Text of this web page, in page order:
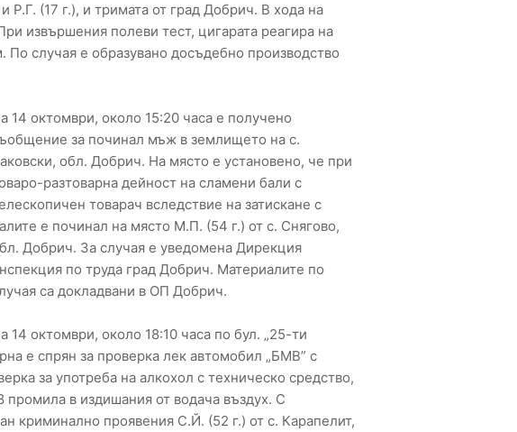
(17 г.), и тримата от град Добрич. В хода на
извършения полеви тест, цигарата реагира на
По случая е образувано досъдебно производство
14 октомври, около 15:20 часа е получено
за починал мъж в землището на с.
обл. Добрич. На място е установено, че при
разтоварна дейност на сламени бали с
товарач вследствие на затискане с
е починал на място М.П. (54 г.) от с. Снягово,
Добрич. За случая е уведомена Дирекция
по труда град Добрич. Материалите по
са докладвани в ОП Добрич.
14 октомври, около 18:10 часа по бул. „25-ти
е спрян за проверка лек автомобил „БМВ” с
за употреба на алкохол с техническо средство,
промила в издишания от водача въздух. С
криминално проявения С.Й. (52 г.) от с. Карапелит,